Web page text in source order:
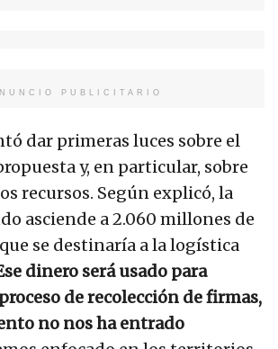
PUBLICITARIO
dar primeras luces sobre el
y, en particular, sobre
recursos. Según explicó, la
asciende a 2.060 millones de
se destinaría a la logística
dinero será usado para
de recolección de firmas,
no nos ha entrado